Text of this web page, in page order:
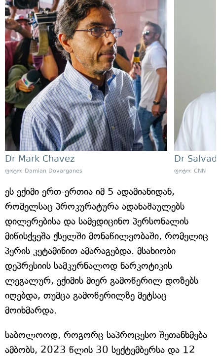
Dr Mark Chavez
ფოტო: Damian Dovarganes
Dr
ფოტო: CNN
ეს ექიმი ერთ-ერთია იმ 5 ადამიანიდან,
რომელსაც პროკურატურა ადანაშაულებს
დილერებისა და სამედიცინო პერსონალის
მიწისქვეშა ქსელში მონაწილეობაში, რომელიც
პერის კეტამინით ამარაგებდა. მსახიობი
დეპრესიის სამკურნალოდ ნარკოტიკის
ლეგალურ, ექიმის მიერ გამოწერილ დოზებს
იღებდა, თუმცა გამოწერილზე მეტსაც
მოიხმარდა.
საბოლოოდ, როგორც საპროცესო შეთანხმება
ამბობს, 2023 წლის 30 სექტემბერსა და 12